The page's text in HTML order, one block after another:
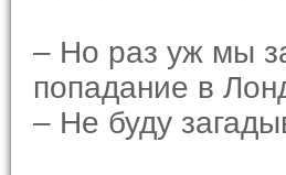
– Но раз уж мы
попадание в
– Не буду